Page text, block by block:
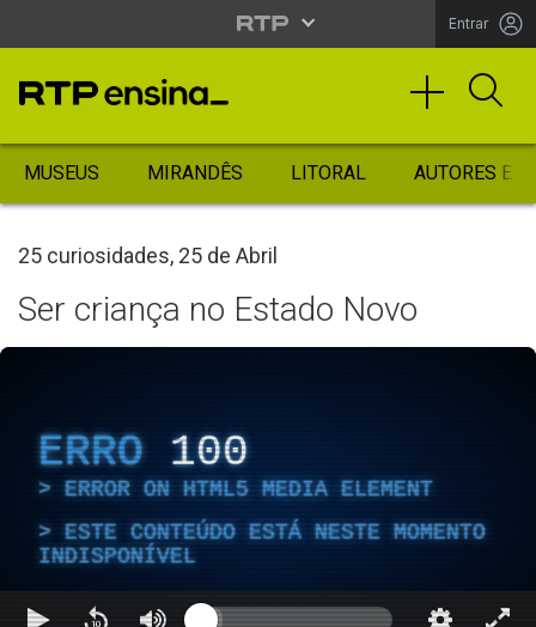
Entrar
MUSEUS MIRANDÊS LITORAL AUTORES
25 curiosidades, 25 de Abril
Ser criança no Estado Novo
ERRO 100
ERROR ON HTML5 MEDIA ELEMENT
ESTE CONTEÚDO ESTÁ NESTE MOMENTO
INDISPONÍVEL